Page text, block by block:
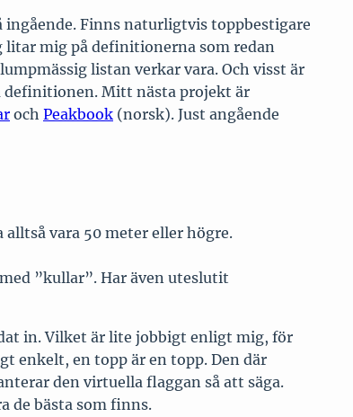
Finns naturligtvis toppbestigare
litar mig på definitionerna som redan
listan verkar vara. Och visst är
definitionen. Mitt nästa projekt är
och Peakbook (norsk). Just angående
vara 50 meter eller högre.
”kullar”. Har även uteslutit
in. Vilket är lite jobbigt enligt mig, för
enkelt, en topp är en topp. Den där
den virtuella flaggan så att säga.
de bästa som finns.